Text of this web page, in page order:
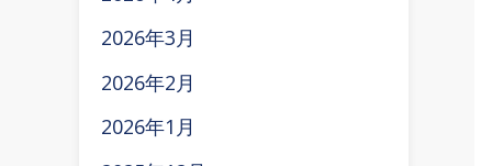
2026年3月
2026年2月
2026年1月